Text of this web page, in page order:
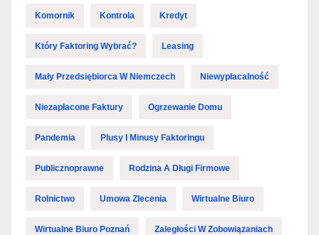
Komornik Kontrola Kredyt
Który Faktoring Wybrać? Leasing
Mały Przedsiębiorca W Niemczech Niewypłacalność
Niezapłacone Faktury Ogrzewanie Domu
Pandemia Plusy I Minusy Faktoringu
Publicznoprawne Rodzina A Długi Firmowe
Rolnictwo Umowa Zlecenia Wirtualne Biuro
Wirtualne Biuro Poznań Zaległości W Zobowiązaniach